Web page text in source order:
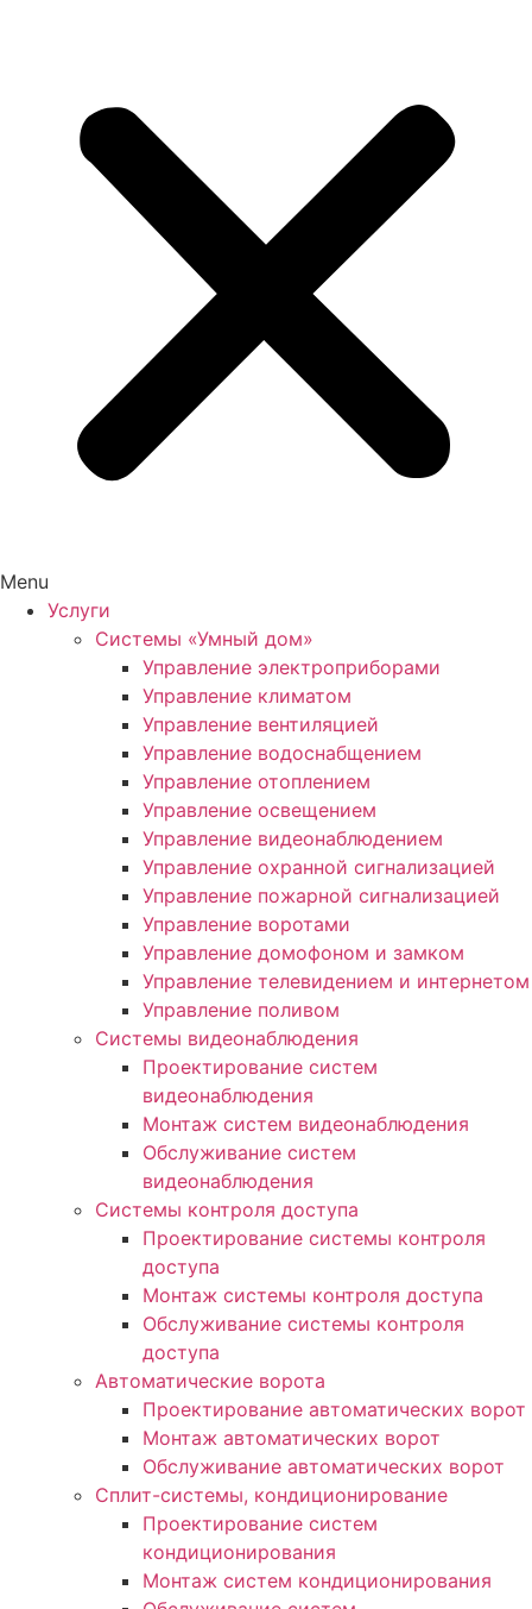
Menu
Услуги
Системы «Умный дом»
Управление электроприборами
Управление климатом
Управление вентиляцией
Управление водоснабщением
Управление отоплением
Управление освещением
Управление видеонаблюдением
Управление охранной сигнализацией
Управление пожарной сигнализацией
Управление воротами
Управление домофоном и замком
Управление телевидением и интернетом
Управление поливом
Системы видеонаблюдения
Проектирование систем
видеонаблюдения
Монтаж систем видеонаблюдения
Обслуживание систем
видеонаблюдения
Системы контроля доступа
Проектирование системы контроля
доступа
Монтаж системы контроля доступа
Обслуживание системы контроля
доступа
Автоматические ворота
Проектирование автоматических ворот
Монтаж автоматических ворот
Обслуживание автоматических ворот
Сплит-системы, кондиционирование
Проектирование систем
кондиционирования
Монтаж систем кондиционирования